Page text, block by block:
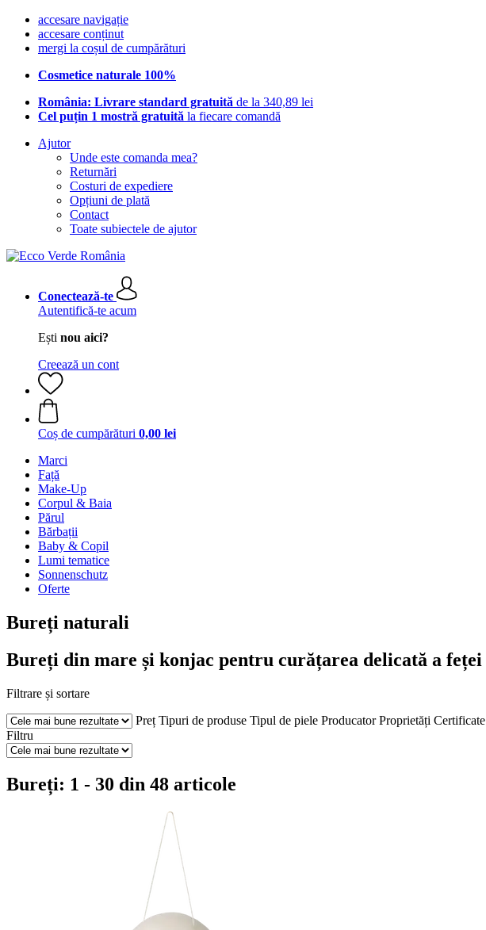
accesare navigație
accesare conținut
mergi la coșul de cumpărături
Cosmetice naturale 100%
România: Livrare standard gratuită de la 340,89 lei
Cel puțin 1 mostră gratuită la fiecare comandă
Ajutor
Unde este comanda mea?
Returnări
Costuri de expediere
Opțiuni de plată
Contact
Toate subiectele de ajutor
Conectează-te
Autentifică-te acum
Ești nou aici?
Creează un cont
Coș de cumpărături 0,00 lei
Marci
Față
Make-Up
Corpul & Baia
Părul
Bărbații
Baby & Copil
Lumi tematice
Sonnenschutz
Oferte
Bureți naturali
Bureți din mare și konjac pentru curățarea delicată a feței
Filtrare și sortare
Preț Tipuri de produse Tipul de piele Producator Proprietăți Certificate
Filtru
Bureți: 1 - 30 din 48 articole